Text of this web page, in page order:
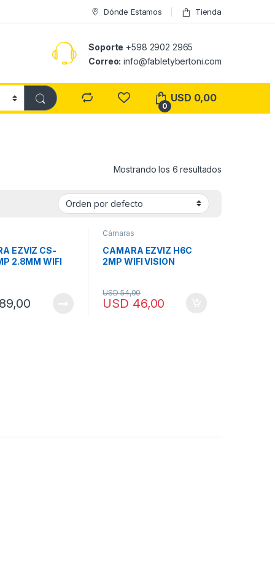
Dónde Estamos Tienda
Soporte +598 2902 2965
Correo: info@fabletybertoni.com
0
USD 0,00
Mostrando los 6 resultados
EZVIZ CS-
2.8MM WIFI
89,00
Cámaras
CAMARA EZVIZ H6C
2MP WIFI VISION
USD 46,00
USD54,00